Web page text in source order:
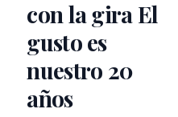
con la gira El
gusto es
nuestro 20
años